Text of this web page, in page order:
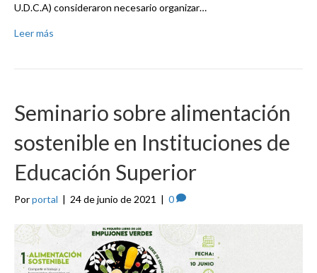
U.D.C.A) consideraron necesario organizar…
Leer más
Seminario sobre alimentación
sostenible en Instituciones de
Educación Superior
Porportal | 24 de junio de 2021 | 0